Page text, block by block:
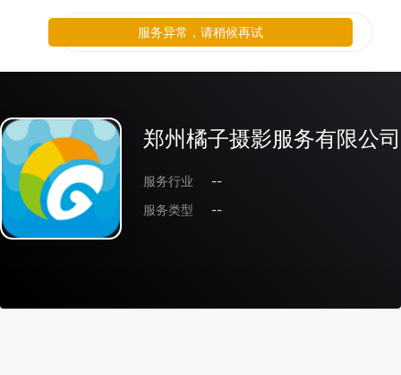
郑州橘子摄影服务有限公司
服务行业
--
服务类型
--
服务异常，请稍候再试